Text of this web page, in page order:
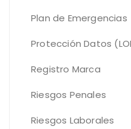
Plan de Emergencias
Protección Datos
Registro Marca
Riesgos Penales
Riesgos Laborales